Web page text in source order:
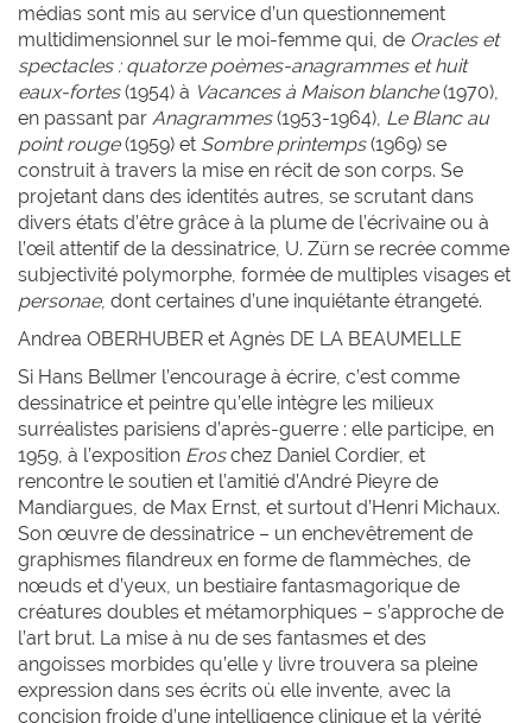
médias sont mis au service d’un questionnement
multidimensionnel sur le moi-femme qui, de Oracles et
spectacles : quatorze poèmes-anagrammes et huit
eaux-fortes(1954) à Vacances à Maison blanche(1970),
en passant par Anagrammes(1953-1964), Le Blanc au
point rouge(1959) et Sombre printemps(1969) se
construit à travers la mise en récit de son corps. Se
projetant dans des identités autres, se scrutant dans
divers états d’être grâce à la plume de l’écrivaine ou à
l’œil attentif de la dessinatrice, U. Zürn se recrée comme
subjectivité polymorphe, formée de multiples visages et
personae, dont certaines d’une inquiétante étrangeté.
Andrea OBERHUBER et Agnès DE LA BEAUMELLE
Si Hans Bellmer l’encourage à écrire, c’est comme
dessinatrice et peintre qu’elle intègre les milieux
surréalistes parisiens d’après-guerre : elle participe, en
1959, à l’exposition Eroschez Daniel Cordier, et
rencontre le soutien et l’amitié d’André Pieyre de
Mandiargues, de Max Ernst, et surtout d’Henri Michaux.
Son œuvre de dessinatrice – un enchevêtrement de
graphismes filandreux en forme de flammèches, de
nœuds et d’yeux, un bestiaire fantasmagorique de
créatures doubles et métamorphiques – s’approche de
l’art brut. La mise à nu de ses fantasmes et des
angoisses morbides qu’elle y livre trouvera sa pleine
expression dans ses écrits où elle invente, avec la
concision froide d’une intelligence clinique et la vérité